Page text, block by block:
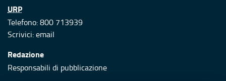
URP
Telefono: 800 713939
Scrivici:email
Redazione
Responsabili di pubblicazione